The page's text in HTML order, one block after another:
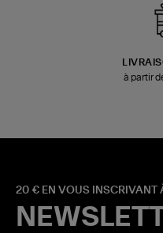
à partir
20 € EN VOUS INSCRIVANT